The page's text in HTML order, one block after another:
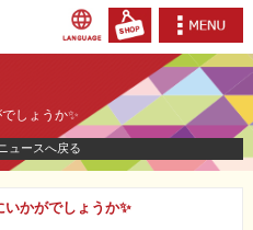
しょうか✨
ュースへ戻る
いかがでしょうか✨